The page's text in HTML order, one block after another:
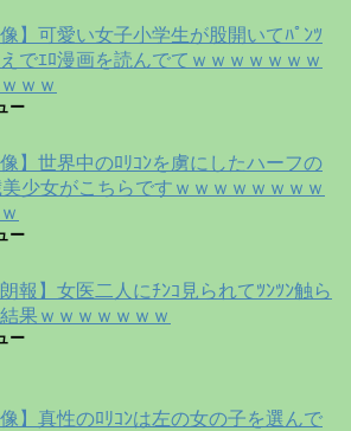
像】可愛い女子小学生が股開いてﾊﾟﾝﾂ
でｴﾛ漫画を読んでてｗｗｗｗｗｗｗ
ｗｗ
ー
像】世界中のﾛﾘｺﾝを虜にしたハーフの
少女がこちらですｗｗｗｗｗｗｗｗ
ー
朗報】女医二人にﾁﾝｺ見られてﾂﾝﾂﾝ触ら
果ｗｗｗｗｗｗｗ
ー
像】真性のﾛﾘｺﾝは左の女の子を選んで